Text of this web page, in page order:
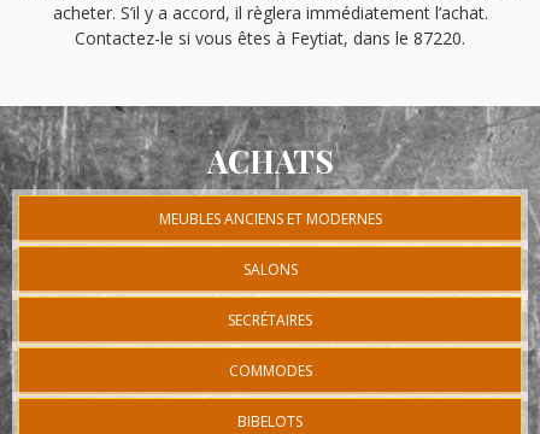
acheter. S’il y a accord, il règlera immédiatement l’achat.
Contactez-le si vous êtes à Feytiat, dans le 87220.
ACHATS
MEUBLES ANCIENS ET MODERNES
SALONS
SECRÉTAIRES
COMMODES
BIBELOTS